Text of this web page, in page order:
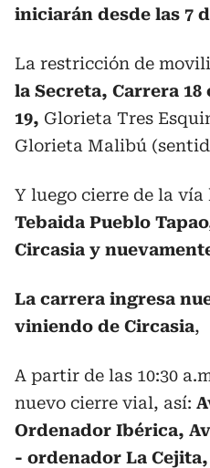
iniciarán desde las 7
La restricción de
la Secreta, Carrera 18
19, Glorieta Tres
Glorieta Malibú
Y luego cierre de la vía
Tebaida Pueblo
Circasia y
La carrera ingresa
viniendo de Circasia,
A partir de las 10:30
nuevo cierre vial, así:
Ordenador Ibérica,
- ordenador La Cejita,